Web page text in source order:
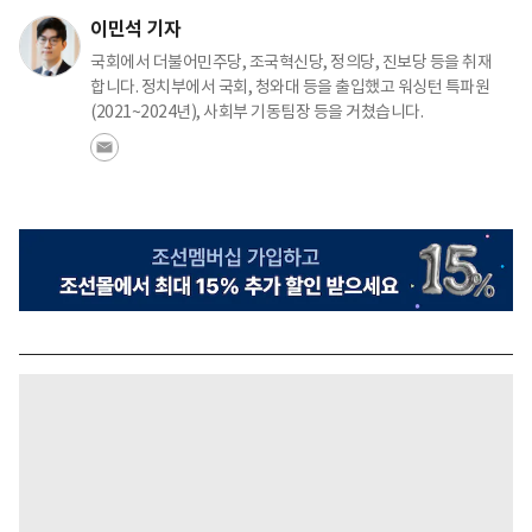
이민석 기자
국회에서 더불어민주당, 조국혁신당, 정의당, 진보당 등을 취재
합니다. 정치부에서 국회, 청와대 등을 출입했고 워싱턴 특파원
(2021~2024년), 사회부 기동팀장 등을 거쳤습니다.